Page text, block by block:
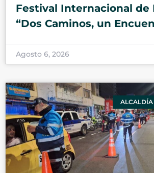
Festival Internacional de
“Dos Caminos, un
Agosto 6, 2026